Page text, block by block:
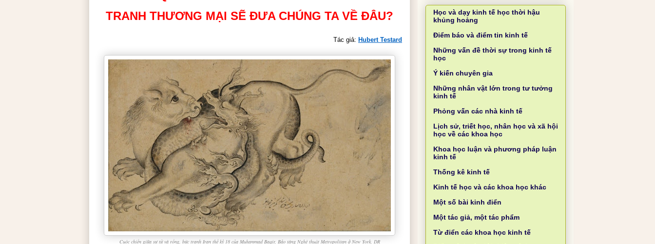
TRANH THƯƠNG MẠI SẼ ĐƯA CHÚNG TA VỀ ĐÂU?
Tác giả: Hubert Testard
Cuộc chiến giữa sư tử và rồng, bức tranh Iran thế kỷ 18 của Muhammad Baqir, Bảo tàng Nghệ thuật Metropolitan ở New York. DR
Học và dạy kinh tế học thời hậu
khủng hoảng
Điểm báo và điểm tin kinh tế
Những vấn đề thời sự trong kinh tế
học
Ý kiến chuyên gia
Những nhân vật lớn trong tư tưởng
kinh tế
Phỏng vấn các nhà kinh tế
Lịch sử, triết học, nhân học và xã hội
học về các khoa học
Khoa học luận và phương pháp luận
kinh tế
Thống kê kinh tế
Kinh tế học và các khoa học khác
Một số bài kinh điển
Một tác giả, một tác phẩm
Từ điển các khoa học kinh tế